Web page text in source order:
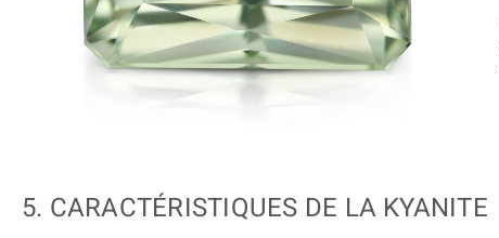
5. CARACTÉRISTIQUES DE LA KYANITE